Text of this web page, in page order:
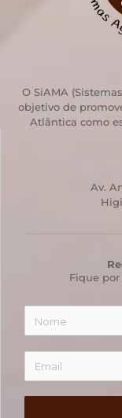
O SiAMA
objetivo de
Atlântica como
Av.
Fique